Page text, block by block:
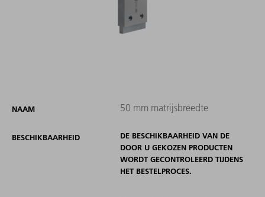
NAAM 50 mm matrijsbreedte
BESCHIKBAARHEID
DE BESCHIKBAARHEID VAN DE
DOOR U GEKOZEN PRODUCTEN
WORDT GECONTROLEERD TIJDENS
HET BESTELPROCES.